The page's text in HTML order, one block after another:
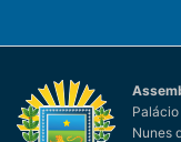
Nunes